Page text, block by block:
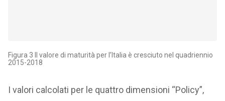
Figura 3 Il valore di maturità per l’Italia è cresciuto nel quadriennio
2015-2018
I valori calcolati per le quattro dimensioni “Policy”,